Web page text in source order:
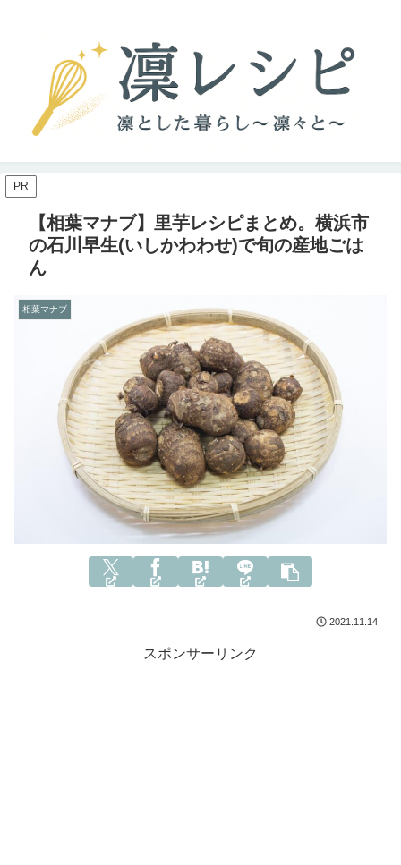
PR
【相葉マナブ】里芋レシピまとめ。横浜市
の石川早生(いしかわわせ)で旬の産地ごは
ん
相葉マナブ
2021.11.14
スポンサーリンク